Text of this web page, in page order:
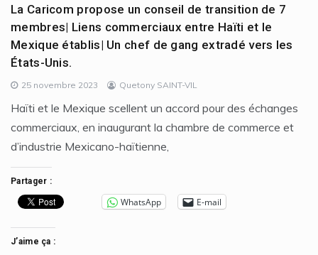
La Caricom propose un conseil de transition de 7
membres| Liens commerciaux entre Haïti et le
Mexique établis| Un chef de gang extradé vers les
États-Unis.
25 novembre 2023 Quetony SAINT-VIL
Haïti et le Mexique scellent un accord pour des échanges
commerciaux, en inaugurant la chambre de commerce et
d’industrie Mexicano-haïtienne,
Partager :
WhatsApp E-mail
J’aime ça :